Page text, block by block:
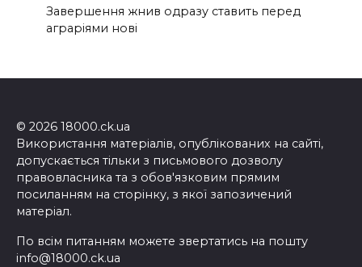
Завершення жнив одразу ставить перед
аграріями нові
© 2026 18000.ck.ua
Використання матеріалів, опублікованих на сайті,
допускається тільки з письмового дозволу
правовласника та з обов'язковим прямим
посиланням на сторінку, з якої запозичений
матеріал.
По всім питанням можете звертатись на пошту
info@18000.ck.ua